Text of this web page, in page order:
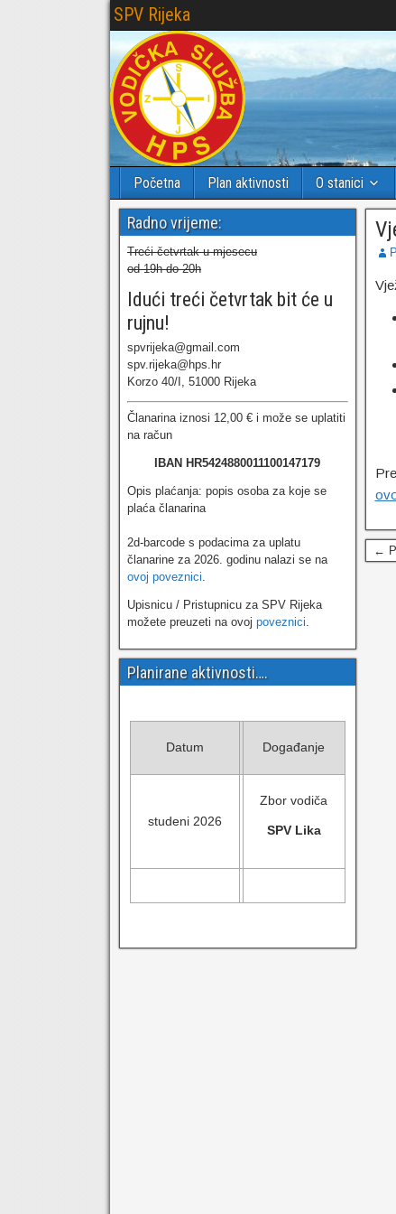
SPV Rijeka
Početna Plan aktivnosti O stanici
←
Radno vrijeme:
Treći četvrtak u mjesecu
od 19h do 20h
Idući treći četvrtak bit će u
rujnu!
spvrijeka@gmail.com
spv.rijeka@hps.hr
Korzo 40/I, 51000 Rijeka
Članarina iznosi 12,00 € i može se uplatiti
na račun
IBAN HR5424880011100147179
Opis plaćanja: popis osoba za koje se
plaća članarina
2d-barcode s podacima za uplatu
članarine za 2026. godinu nalazi se na
ovoj poveznici
Upisnicu / Pristupnicu za SPV Rijeka
možete preuzeti na ovoj poveznici
Planirane aktivnosti….
Datum Događanje
studeni 2026
Zbor vodiča
SPV Lika